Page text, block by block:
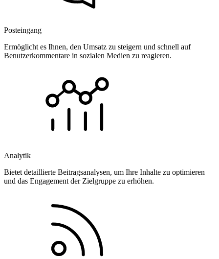
Posteingang
Ermöglicht es Ihnen, den Umsatz zu steigern und schnell auf
Benutzerkommentare in sozialen Medien zu reagieren.
Analytik
Bietet detaillierte Beitragsanalysen, um Ihre Inhalte zu optimieren
und das Engagement der Zielgruppe zu erhöhen.